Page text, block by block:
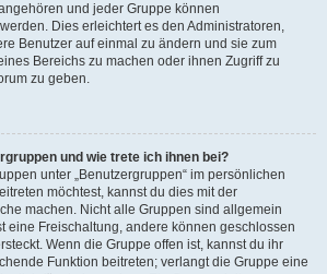
und jeder Gruppe können
Dies erleichtert es den Administratoren,
Benutzer auf einmal zu ändern und sie zum
Bereichs zu machen oder ihnen Zugriff zu
zu geben.
und wie trete ich ihnen bei?
unter „Benutzergruppen“ im persönlichen
möchtest, kannst du dies mit der
machen. Nicht alle Gruppen sind allgemein
eine Freischaltung, andere können geschlossen
Wenn die Gruppe offen ist, kannst du ihr
Funktion beitreten; verlangt die Gruppe eine